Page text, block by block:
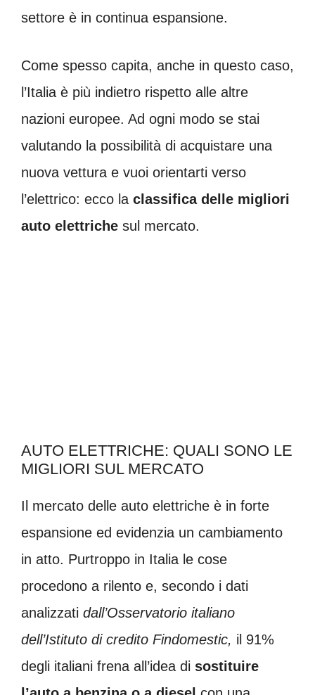
settore è in continua espansione.
Come spesso capita, anche in questo caso,
l’Italia è più indietro rispetto alle altre
nazioni europee. Ad ogni modo se stai
valutando la possibilità di acquistare una
nuova vettura e vuoi orientarti verso
l’elettrico: ecco la classifica delle migliori
auto elettriche sul mercato.
AUTO ELETTRICHE: QUALI SONO LE
MIGLIORI SUL MERCATO
Il mercato delle auto elettriche è in forte
espansione ed evidenzia un cambiamento
in atto. Purtroppo in Italia le cose
procedono a rilento e, secondo i dati
analizzati dall’Osservatorio italiano
dell’Istituto di credito Findomestic, il 91%
degli italiani frena all’idea di sostituire